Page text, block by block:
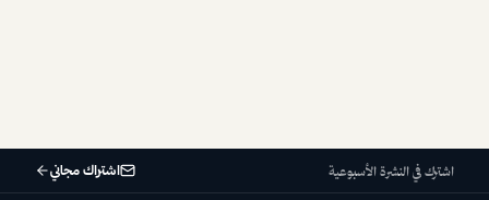
اشترك في النشرة الأسبوعية اشتراك مجاني